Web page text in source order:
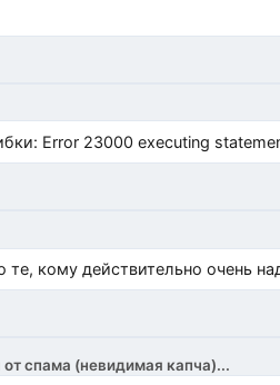
Error 23000 executing
кому действительно очень
спама (невидимая капча)...